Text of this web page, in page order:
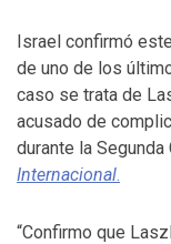
Israel confirmó
de uno de los
caso se trata de
acusado de
durante la Segunda
Internacional.
“Confirmo que